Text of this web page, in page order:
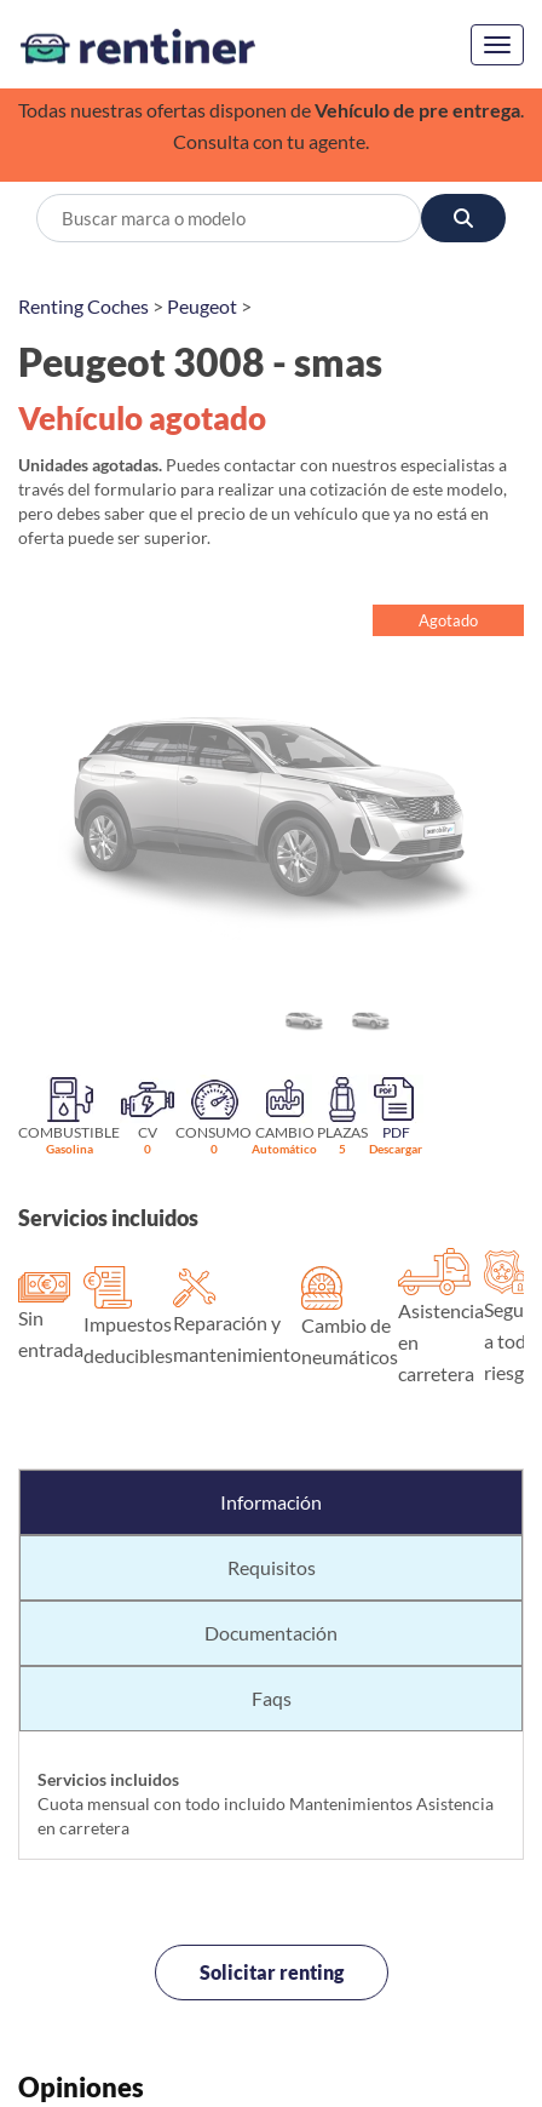
Todas nuestras ofertas disponen deVehículo de pre entrega.
Consulta con tu agente.
Renting Coches > Peugeot >
Peugeot 3008 - smas
Vehículo agotado
Unidades agotadas. Puedes contactar con nuestros especialistas a
través del formulario para realizar una cotización de este modelo,
pero debes saber que el precio de un vehículo que ya no está en
oferta puede ser superior.
Agotado
COMBUSTIBLE
Gasolina
CV
0
CONSUMO
0
CAMBIO
Automático
PLAZAS
5
PDF
Descargar
Servicios incluidos
Sin
entrada
Impuestos
deducibles
Reparación y
mantenimiento
Cambio de
neumáticos
Asistencia
en
carretera
Seguro
a todo
riesgo
Información
Requisitos
Documentación
Faqs
Servicios incluidos
Cuota mensual con todo incluido Mantenimientos Asistencia
en carretera
Solicitar renting
Opiniones